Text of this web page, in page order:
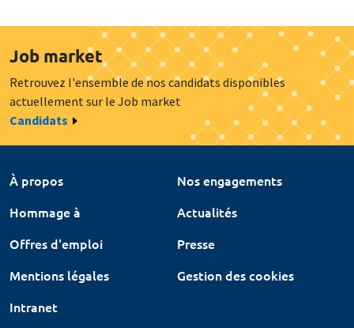
Job market
Retrouvez l'ensemble de nos candidats disponibles
actuellement sur le Job market
Candidats
À propos
Nos engagements
Hommage à
Actualités
Offres d'emploi
Presse
Mentions légales
Gestion des cookies
Intranet